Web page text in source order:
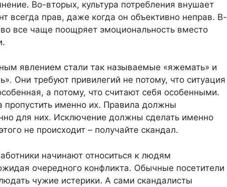
Во-вторых, культура потребления внушает
всегда прав, даже когда он объективно неправ. В-
все чаще поощряет эмоциональность вместо
явлением стали так называемые «яжемать» и
Они требуют привилегий не потому, что ситуация
а потому, что считают себя особенными.
именно их. Правила должны
для них. Исключение должны сделать именно
не происходит – получайте скандал.
начинают относиться к людям
очередного конфликта. Обычные посетители
чужие истерики. А сами скандалисты